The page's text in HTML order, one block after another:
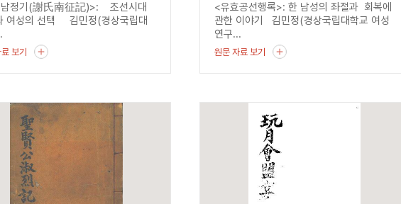
남정기(謝氏南征記)>: 조선시대
여성의 선택 김민정(경상국립대
보기
<유효공선행록>: 한 남성의 좌절과 회복에
관한 이야기 김민정(경상국립대학교 여성
연구...
원문 자료 보기